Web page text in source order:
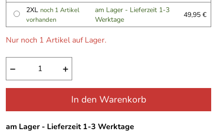
2XL noch 1 Artikel
vorhanden
am Lager - Lieferzeit 1-3
Werktage
49,95 €
Nur noch 1 Artikel auf Lager.
− +
In den Warenkorb
am Lager - Lieferzeit 1-3 Werktage